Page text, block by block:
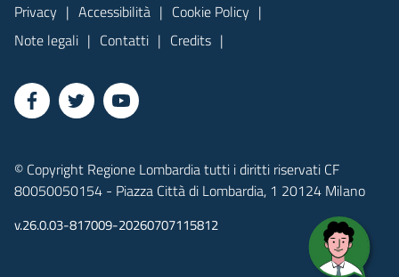
Privacy Accessibilità
Cookie Policy
Note legali
Contatti Credits
© Copyright Regione Lombardia tutti i diritti riservati CF
80050050154 - Piazza Città di Lombardia, 1 20124 Milano
v.26.0.03-817009-20260707115812